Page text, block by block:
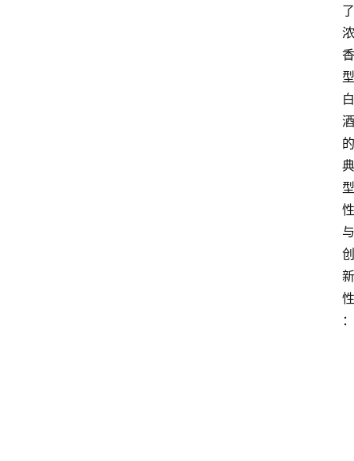
了
浓
香
型
白
酒
的
典
型
性
与
创
新
性
：